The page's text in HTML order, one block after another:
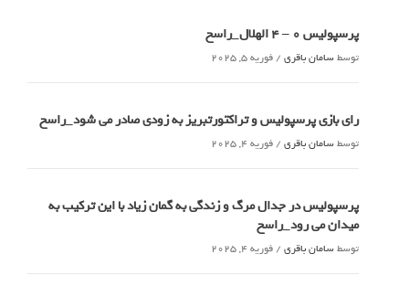
پرسپولیس 0 – ۴ الهلال_راسخ
توسطسامان باقری / فوریه 5, 2025
رای بازی پرسپولیس و تراکتورتبریز به زودی صادر می شود_راسخ
توسطسامان باقری / فوریه 4, 2025
پرسپولیس در جدال مرگ و زندگی به گمان زیاد با این ترکیب به
میدان می رود_راسخ
توسطسامان باقری / فوریه 4, 2025